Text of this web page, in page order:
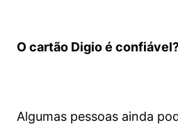
O cartão Digio é
Algumas pessoas ainda